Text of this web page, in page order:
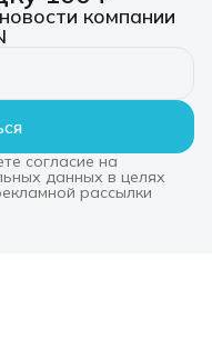
компании
согласие на
данных в целях
рассылки